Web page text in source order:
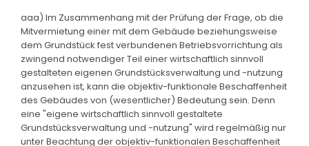
aaa) Im Zusammenhang mit der Prüfung der Frage, ob die
Mitvermietung einer mit dem Gebäude beziehungsweise
dem Grundstück fest verbundenen Betriebsvorrichtung als
zwingend notwendiger Teil einer wirtschaftlich sinnvoll
gestalteten eigenen Grundstücksverwaltung und -nutzung
anzusehen ist, kann die objektiv-funktionale Beschaffenheit
des Gebäudes von (wesentlicher) Bedeutung sein. Denn
eine "eigene wirtschaftlich sinnvoll gestaltete
Grundstücksverwaltung und -nutzung" wird regelmäßig nur
unter Beachtung der objektiv-funktionalen Beschaffenheit